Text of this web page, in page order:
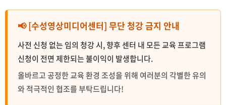
📢 [수성영상미디어센터] 무단 청강 금지 안내
사전 신청 없는 임의 청강 시, 향후 센터 내 모든 교육 프로그램
신청이 전면 제한되는 불이익이 발생합니다.
올바르고 공정한 교육 환경 조성을 위해 여러분의 각별한 유의
와 적극적인 협조를 부탁드립니다!